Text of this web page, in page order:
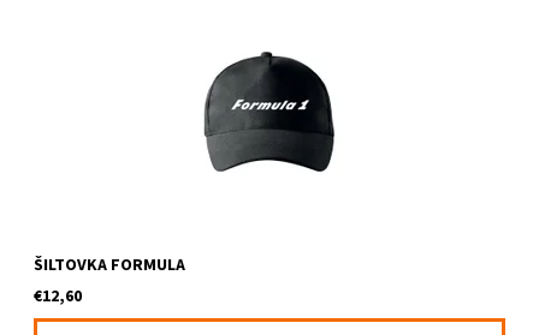
ŠILTOVKA FORMULA
€12,60